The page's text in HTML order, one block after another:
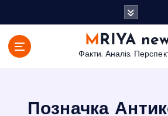
MRIYA
Факти. Аналіз.
Позначка